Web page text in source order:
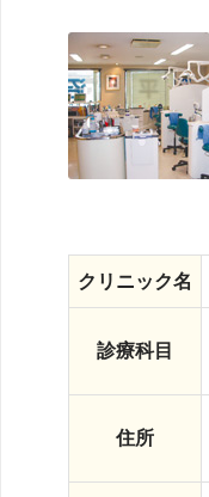
クリニック名
診療科目
住所